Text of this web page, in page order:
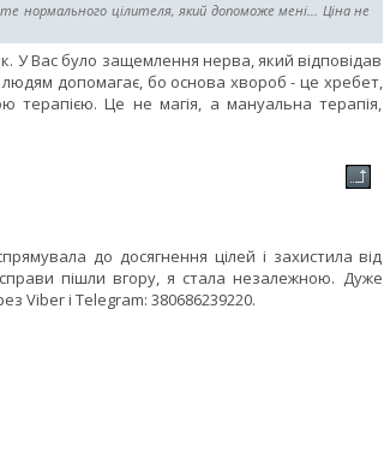
нормального цілителя, який допоможе мені... Ціна не
Вас було защемлення нерва, який відповідав
людям допомагає, бо основа хвороб - це хребет,
терапією. Це не магія, а мануальна терапія,
до досягнення цілей і захистила від
пішли вгору, я стала незалежною. Дуже
Viber і Telegram: 380686239220.